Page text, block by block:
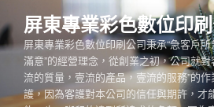
至
主
容
屏東專業彩色數位印
屏東專業彩色數位印刷公司秉承“急客戶
滿意”的經營理念，從創業之初，公司就
流的質量，壹流的產品，壹流的服務”的
護，因為客護對本公司的信任與期許，才